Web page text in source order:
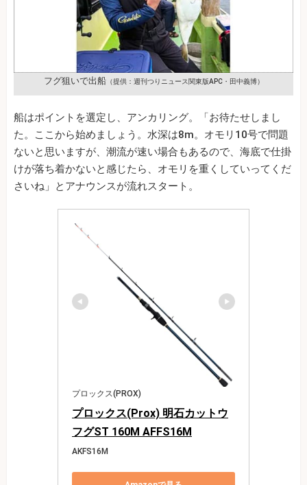
フグ狙いで出船（提供：週刊つりニュース関東版APC・田中義博）
船はポイントを選定し、アンカリング。「お待たせしまし
た。ここから始めましょう。水深は8m。オモリ10号で問題
ないと思いますが、潮流が速い場合もあるので、海底で仕掛
けが落ち着かないと感じたら、オモリを重くしていってくだ
さいね」とアナウンスが流れスタート。
プロックス(PROX)
プロックス(Prox) 明石カットウ
フグST 160M AFFS16M
AKFS16M